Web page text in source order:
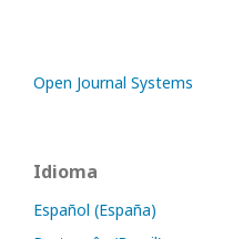
Open Journal Systems
Idioma
Español (España)